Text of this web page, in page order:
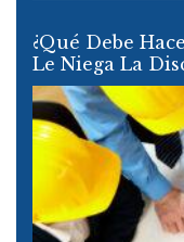
¿Qué Debe
Le Niega La